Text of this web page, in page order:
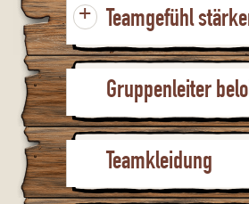
+ Teamgefühl
Gruppenleiter
Teamkleidung